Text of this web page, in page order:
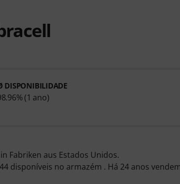
DISPONIBILIDADE
(1 ano)
Fabriken aus Estados Unidos.
disponíveis no armazém . Há 24 anos